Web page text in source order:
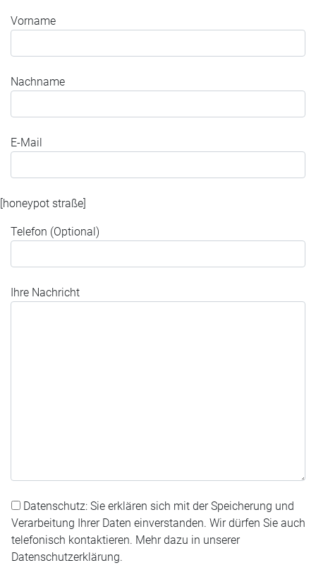
Vorname
Nachname
E-Mail
[honeypot straße]
Telefon (Optional)
Ihre Nachricht
Datenschutz: Sie erklären sich mit der Speicherung und
Verarbeitung Ihrer Daten einverstanden. Wir dürfen Sie auch
telefonisch kontaktieren. Mehr dazu in unserer
Datenschutzerklärung.